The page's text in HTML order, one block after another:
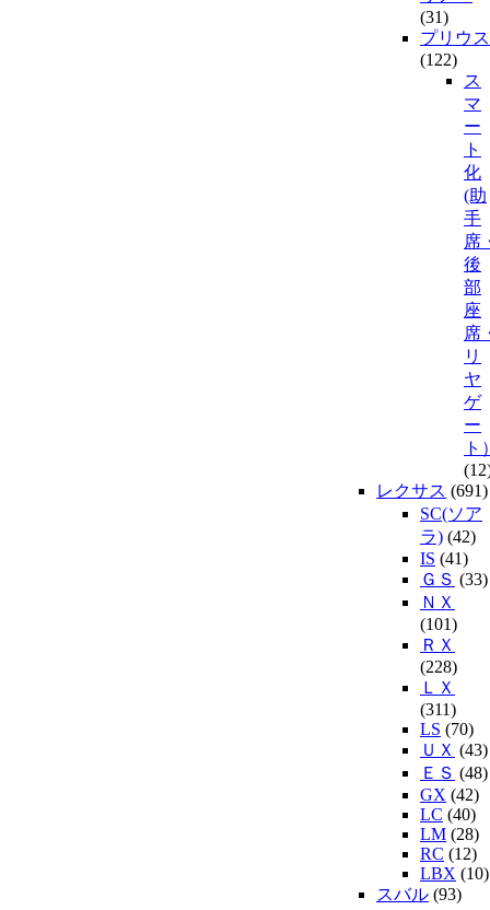
(31)
プリウス
(122)
ス
マ
ー
ト
化
(助
手
席
後
部
座
席
リ
ヤ
ゲ
ー
ト
レクサス (691)
SC(ソア
ラ) (42)
IS (41)
ＧＳ (33)
ＮＸ
(101)
ＲＸ
(228)
ＬＸ
(311)
LS (70)
ＵＸ (43)
ＥＳ (48)
GX (42)
LC (40)
LM (28)
RC (12)
LBX (10)
スバル (93)